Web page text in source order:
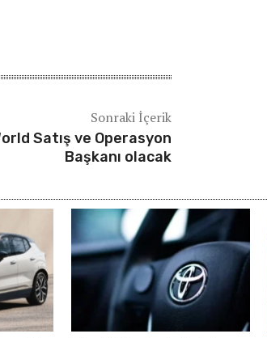
Sonraki İçerik
Satış ve Operasyon
Başkanı olacak